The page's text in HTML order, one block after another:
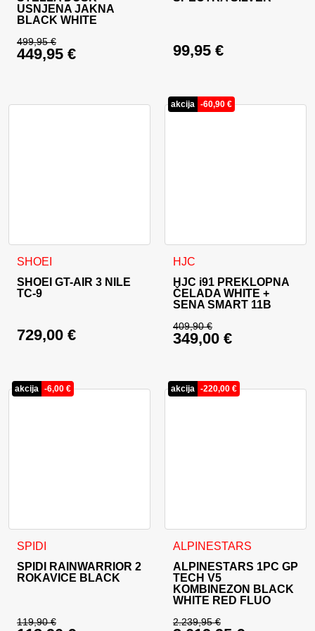
USNJENA JAKNA
BLACK WHITE
499,95€
Izvirna cena je bila: 499,95 €.
449,95 €
99,95 €
SHOEI
SHOEI GT-AIR 3 NILE
TC-9
729,00 €
Ta izdelek ima več različic. Možnosti lahko izberete na
akcija -60,90 €
HJC
HJC i91 PREKLOPNA
ČELADA WHITE +
SENA SMART 11B
409,90€
Izvirna cena je bila:
349,00 €
Ta izdelek ima več različic.
akcija -6,00 €
SPIDI
SPIDI RAINWARRIOR 2
ROKAVICE BLACK
119,90€
Ta izdelek ima več različic. Možnosti lahko izberete na
akcija -220,00 €
ALPINESTARS
ALPINESTARS 1PC GP
TECH V5
KOMBINEZON BLACK
WHITE RED FLUO
2.239,95€
Ta izdelek ima več različic.